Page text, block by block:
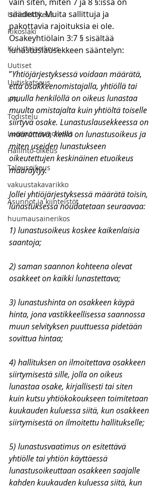
Urheiluoikeus
Rikoslaki
Kuluttajaoikeus
Uutiset
Uutiskatsaus
IPR
Todistelu
Luonnonvaraoikeus
Hallinto-oikeus
Talousoikeus
vakuustakavarikko
Asunnot ja kiinteistöt
huumausainerikos
säädetty. Muita sallittuja ja
pakottavia rajoituksia ei ole.
Osakeyhtiölain 3:7 § sisältää
lunastuslausekkeen sääntelyn:
”Yhtiöjärjestyksessä voidaan määrätä,
että osakkeenomistajalla, yhtiöllä tai
muulla henkilöllä on oikeus lunastaa
muulta omistajalta kuin yhtiöltä toiselle
siirtyvä osake. Lunastuslausekkeessa on
määrättävä, keillä on lunastusoikeus ja
miten useiden lunastukseen
oikeutettujen keskinäinen etuoikeus
määräytyy.
Jollei yhtiöjärjestyksessä määrätä toisin,
lunastuksessa noudatetaan seuraavaa:
1) lunastusoikeus koskee kaikenlaisia
saantoja;
2) saman saannon kohteena olevat
osakkeet on kaikki lunastettava;
3) lunastushinta on osakkeen käypä
hinta, jona vastikkeellisessa saannossa
muun selvityksen puuttuessa pidetään
sovittua hintaa;
4) hallituksen on ilmoitettava osakkeen
siirtymisestä sille, jolla on oikeus
lunastaa osake, kirjallisesti tai siten
kuin kutsu yhtiökokoukseen toimitetaan
kuukauden kuluessa siitä, kun osakkeen
siirtymisestä on ilmoitettu hallitukselle;
5) lunastusvaatimus on esitettävä
yhtiölle tai yhtiön käyttäessä
lunastusoikeuttaan osakkeen saajalle
kahden kuukauden kuluessa siitä, kun